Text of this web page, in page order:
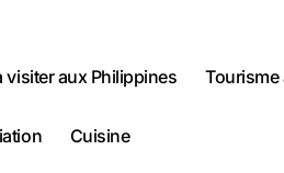
visiter aux Philippines
Tourisme
Cuisine